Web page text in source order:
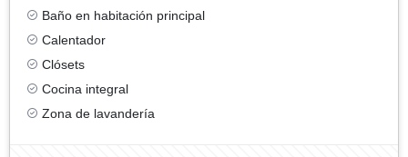
Baño en habitación principal
Calentador
Clósets
Cocina integral
Zona de lavandería